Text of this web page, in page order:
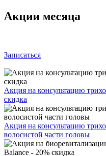
Акции месяца
Записаться
Акция на консультацию
скидка
Акция на консультацию
волосистой части головы